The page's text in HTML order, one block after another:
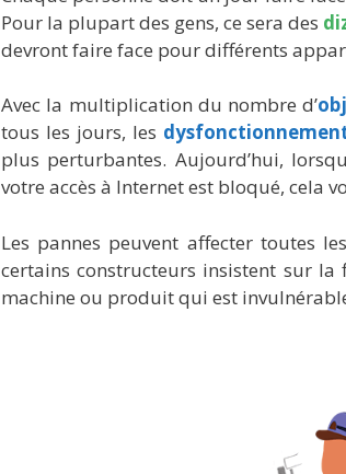
Pour la plupart des gens, ce sera des
devront faire face pour différents
Avec la multiplication du nombre d’
tous les jours, les
plus perturbantes. Aujourd’hui,
votre accès à Internet est bloqué, cela
Les pannes peuvent affecter toutes
certains constructeurs insistent sur
machine ou produit qui est